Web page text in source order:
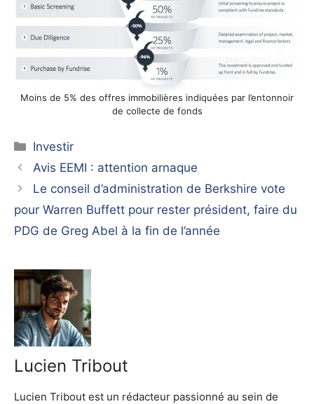
Moins de 5% des offres immobilières indiquées par l’entonnoir
de collecte de fonds
Catégories
Investir
Avis EEMI : attention arnaque
Le conseil d’administration de Berkshire vote
pour Warren Buffett pour rester président, faire du
PDG de Greg Abel à la fin de l’année
Lucien Tribout
Lucien Tribout est un rédacteur passionné au sein de